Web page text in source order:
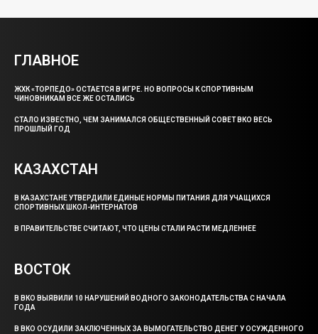
ГЛАВНОЕ
ЖХК «ТОРПЕДО» ОСТАЕТСЯ В ИГРЕ. НО ВОПРОСЫ К СПОРТИВНЫМ
ЧИНОВНИКАМ ВСЕ ЖЕ ОСТАЛИСЬ
СТАЛО ИЗВЕСТНО, ЧЕМ ЗАНИМАЛСЯ ОБЩЕСТВЕННЫЙ СОВЕТ ВКО ВЕСЬ
ПРОШЛЫЙ ГОД
КАЗАХСТАН
В КАЗАХСТАНЕ УТВЕРДИЛИ ЕДИНЫЕ НОРМЫ ПИТАНИЯ ДЛЯ УЧАЩИХСЯ
СПОРТИВНЫХ ШКОЛ-ИНТЕРНАТОВ
В ПРАВИТЕЛЬСТВЕ СЧИТАЮТ, ЧТО ЦЕНЫ СТАЛИ РАСТИ МЕДЛЕННЕЕ
ВОСТОК
В ВКО ВЫЯВИЛИ 10 НАРУШЕНИЙ ВОДНОГО ЗАКОНОДАТЕЛЬСТВА С НАЧАЛА
ГОДА
В ВКО ОСУДИЛИ ЗАКЛЮЧЕННЫХ ЗА ВЫМОГАТЕЛЬСТВО ДЕНЕГ У ОСУЖДЕННОГО